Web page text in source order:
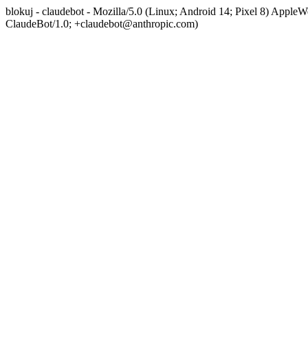
blokuj - claudebot - Mozilla/5.0 (Linux; Android 14; Pixel 8)
ClaudeBot/1.0; +claudebot@anthropic.com)